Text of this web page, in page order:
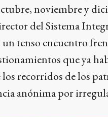
noviembre y
del Sistema
tenso encuentro
que ya
recorridos de los
anónima por